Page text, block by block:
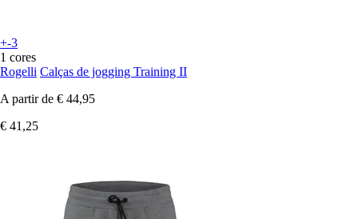
+-3
1 cores
Rogelli Calças de jogging Training II
A partir de € 44,95
€ 41,25